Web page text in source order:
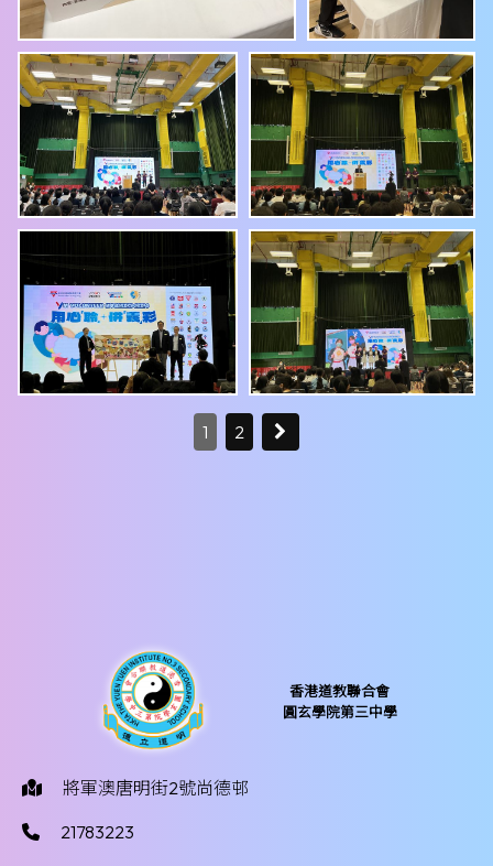
1 2
香港道教聯合會
圓玄學院第三中學
將軍澳唐明街2號尚德邨
21783223